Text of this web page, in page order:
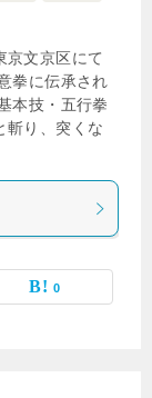
京文京区にて
拳に伝承され
本技・五行拳
斬り、突くな
0